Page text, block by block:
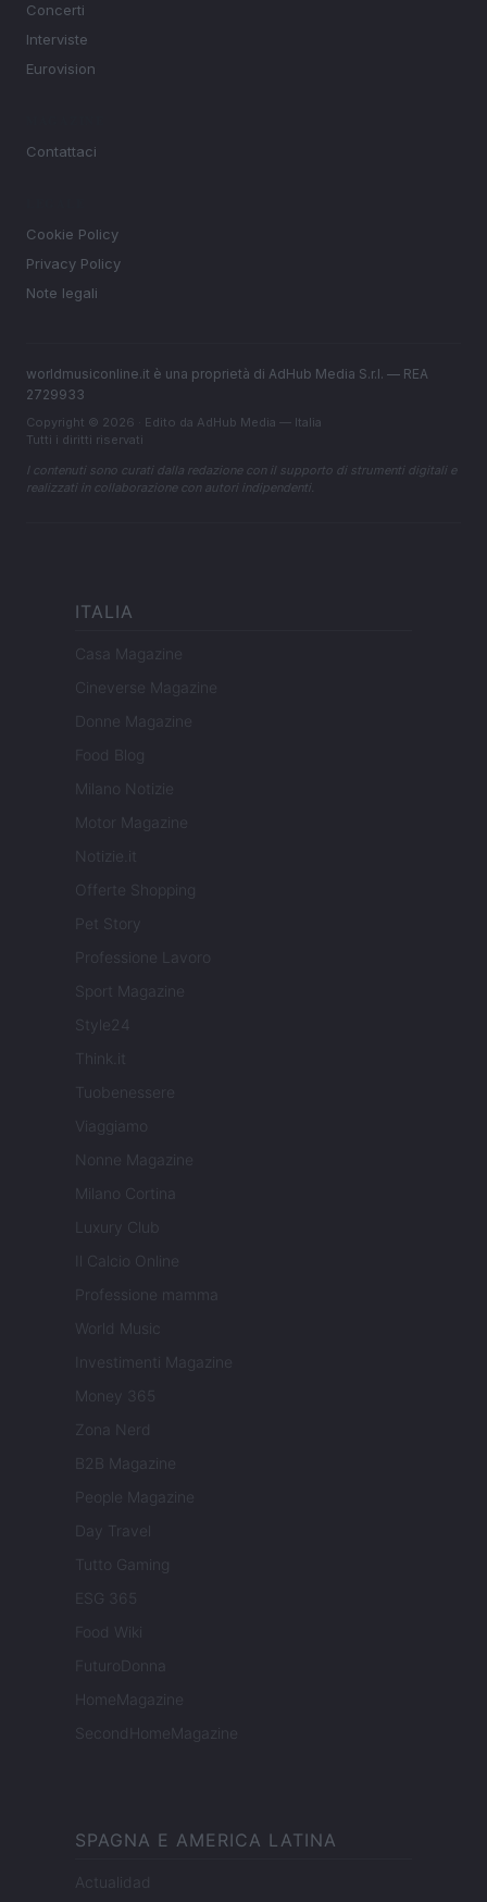
Concerti
Interviste
Eurovision
Contattaci
Cookie Policy
Privacy Policy
Note legali
worldmusiconline.it è una proprietà di AdHub Media S.r.l. — REA
2729933
Copyright © 2026 · Edito da AdHub Media — Italia
Tutti i diritti riservati
I contenuti sono curati dalla redazione con il supporto di strumenti digitali e
realizzati in collaborazione con autori indipendenti.
ITALIA
Casa Magazine
Cineverse Magazine
Donne Magazine
Food Blog
Milano Notizie
Motor Magazine
Notizie.it
Offerte Shopping
Pet Story
Professione Lavoro
Sport Magazine
Style24
Think.it
Tuobenessere
Viaggiamo
Nonne Magazine
Milano Cortina
Luxury Club
Il Calcio Online
Professione mamma
World Music
Investimenti Magazine
Money 365
Zona Nerd
B2B Magazine
People Magazine
Day Travel
Tutto Gaming
ESG 365
Food Wiki
FuturoDonna
HomeMagazine
SecondHomeMagazine
SPAGNA E AMERICA LATINA
Actualidad